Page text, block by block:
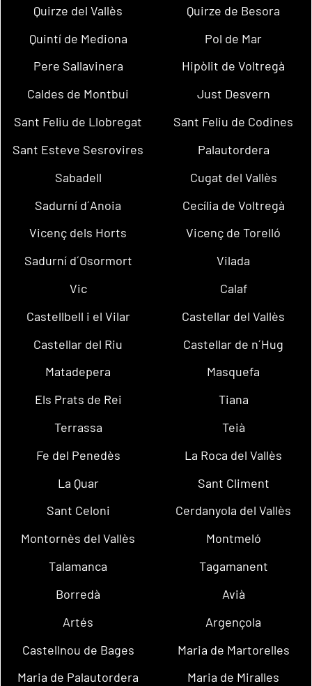
Quirze del Vallès
Quirze de Besora
Quintí de Mediona
Pol de Mar
Pere Sallavinera
Hipòlit de Voltregà
Caldes de Montbui
Just Desvern
Sant Feliu de Llobregat
Sant Feliu de Codines
Sant Esteve Sesrovires
Palautordera
Sabadell
Cugat del Vallès
Sadurní d´Anoia
Cecília de Voltregà
Vicenç dels Horts
Vicenç de Torelló
Sadurní d´Osormort
Vilada
Vic
Calaf
Castellbell i el Vilar
Castellar del Vallès
Castellar del Riu
Castellar de n´Hug
Matadepera
Masquefa
Els Prats de Rei
Tiana
Terrassa
Teià
Fe del Penedès
La Roca del Vallès
La Quar
Sant Climent
Sant Celoni
Cerdanyola del Vallès
Montornès del Vallès
Montmeló
Talamanca
Tagamanent
Borredà
Avià
Artés
Argençola
Castellnou de Bages
Maria de Martorelles
Maria de Palautordera
Maria de Miralles